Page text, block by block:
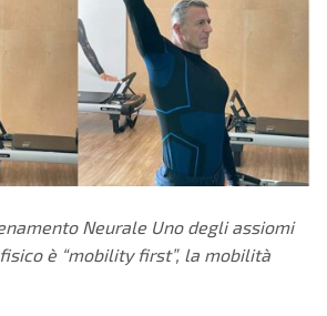
Neurale Uno degli assiomi
è “mobility first”, la mobilità